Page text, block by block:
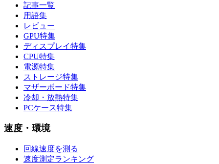
記事一覧
用語集
レビュー
GPU特集
ディスプレイ特集
CPU特集
電源特集
ストレージ特集
マザーボード特集
冷却・放熱特集
PCケース特集
速度・環境
回線速度を測る
速度測定ランキング